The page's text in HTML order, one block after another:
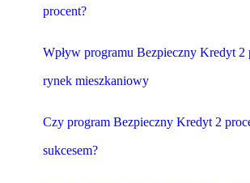
procent?
Wpływ programu Bezpieczny Kredyt 2
rynek mieszkaniowy
Czy program Bezpieczny Kredyt 2
sukcesem?